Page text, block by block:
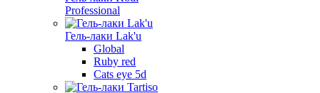
Professional
Гель-лаки Lak'u
Global
Ruby red
Cats eye 5d